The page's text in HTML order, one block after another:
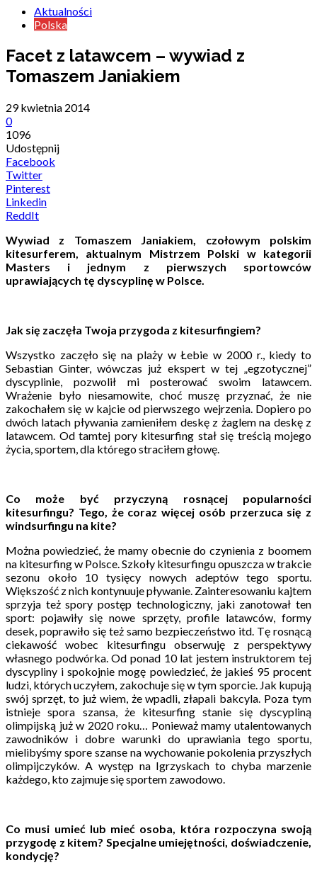
Aktualności
Polska
Facet z latawcem – wywiad z
Tomaszem Janiakiem
29 kwietnia 2014
0
1096
Udostępnij
Facebook
Twitter
Pinterest
Linkedin
ReddIt
Wywiad z Tomaszem Janiakiem, czołowym polskim
kitesurferem, aktualnym Mistrzem Polski w kategorii
Masters i jednym z pierwszych sportowców
uprawiających tę dyscyplinę w Polsce.
Jak się zaczęła Twoja przygoda z kitesurfingiem?
Wszystko zaczęło się na plaży w Łebie w 2000 r., kiedy to
Sebastian Ginter, wówczas już ekspert w tej „egzotycznej”
dyscyplinie, pozwolił mi posterować swoim latawcem.
Wrażenie było niesamowite, choć muszę przyznać, że nie
zakochałem się w kajcie od pierwszego wejrzenia. Dopiero po
dwóch latach pływania zamieniłem deskę z żaglem na deskę z
latawcem. Od tamtej pory kitesurfing stał się treścią mojego
życia, sportem, dla którego straciłem głowę.
Co może być przyczyną rosnącej popularności
kitesurfingu? Tego, że coraz więcej osób przerzuca się z
windsurfingu na kite?
Można powiedzieć, że mamy obecnie do czynienia z boomem
na kitesurfing w Polsce. Szkoły kitesurfingu opuszcza w trakcie
sezonu około 10 tysięcy nowych adeptów tego sportu.
Większość z nich kontynuuje pływanie. Zainteresowaniu kajtem
sprzyja też spory postęp technologiczny, jaki zanotował ten
sport: pojawiły się nowe sprzęty, profile latawców, formy
desek, poprawiło się też samo bezpieczeństwo itd. Tę rosnącą
ciekawość wobec kitesurfingu obserwuję z perspektywy
własnego podwórka. Od ponad 10 lat jestem instruktorem tej
dyscypliny i spokojnie mogę powiedzieć, że jakieś 95 procent
ludzi, których uczyłem, zakochuje się w tym sporcie. Jak kupują
swój sprzęt, to już wiem, że wpadli, złapali bakcyla. Poza tym
istnieje spora szansa, że kitesurfing stanie się dyscypliną
olimpijską już w 2020 roku… Ponieważ mamy utalentowanych
zawodników i dobre warunki do uprawiania tego sportu,
mielibyśmy spore szanse na wychowanie pokolenia przyszłych
olimpijczyków. A występ na Igrzyskach to chyba marzenie
każdego, kto zajmuje się sportem zawodowo.
Co musi umieć lub mieć osoba, która rozpoczyna swoją
przygodę z kitem? Specjalne umiejętności, doświadczenie,
kondycję?